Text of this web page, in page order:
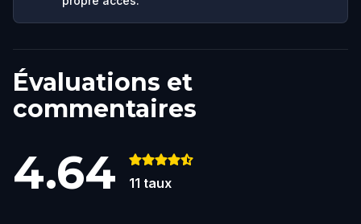
Évaluations et
commentaires
4.64 11 taux